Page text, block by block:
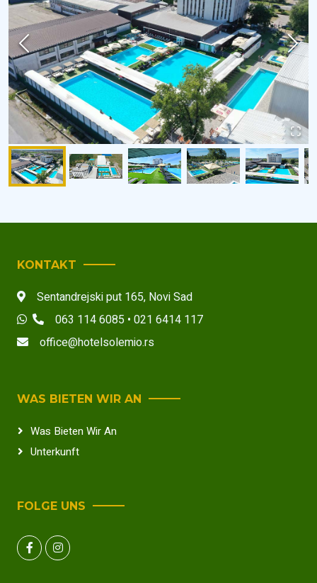
KONTAKT
Sentandrejski put 165, Novi Sad
063 114 6085 • 021 6414 117
office@hotelsolemio.rs
WAS BIETEN WIR AN
Was Bieten Wir An
Unterkunft
FOLGE UNS